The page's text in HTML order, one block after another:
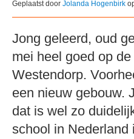
Geplaatst door Jolanda Hogenbirk
Jong geleerd, oud
mei heel goed op
Westendorp.
een nieuw gebouw.
dat is wel zo
school in Nederland